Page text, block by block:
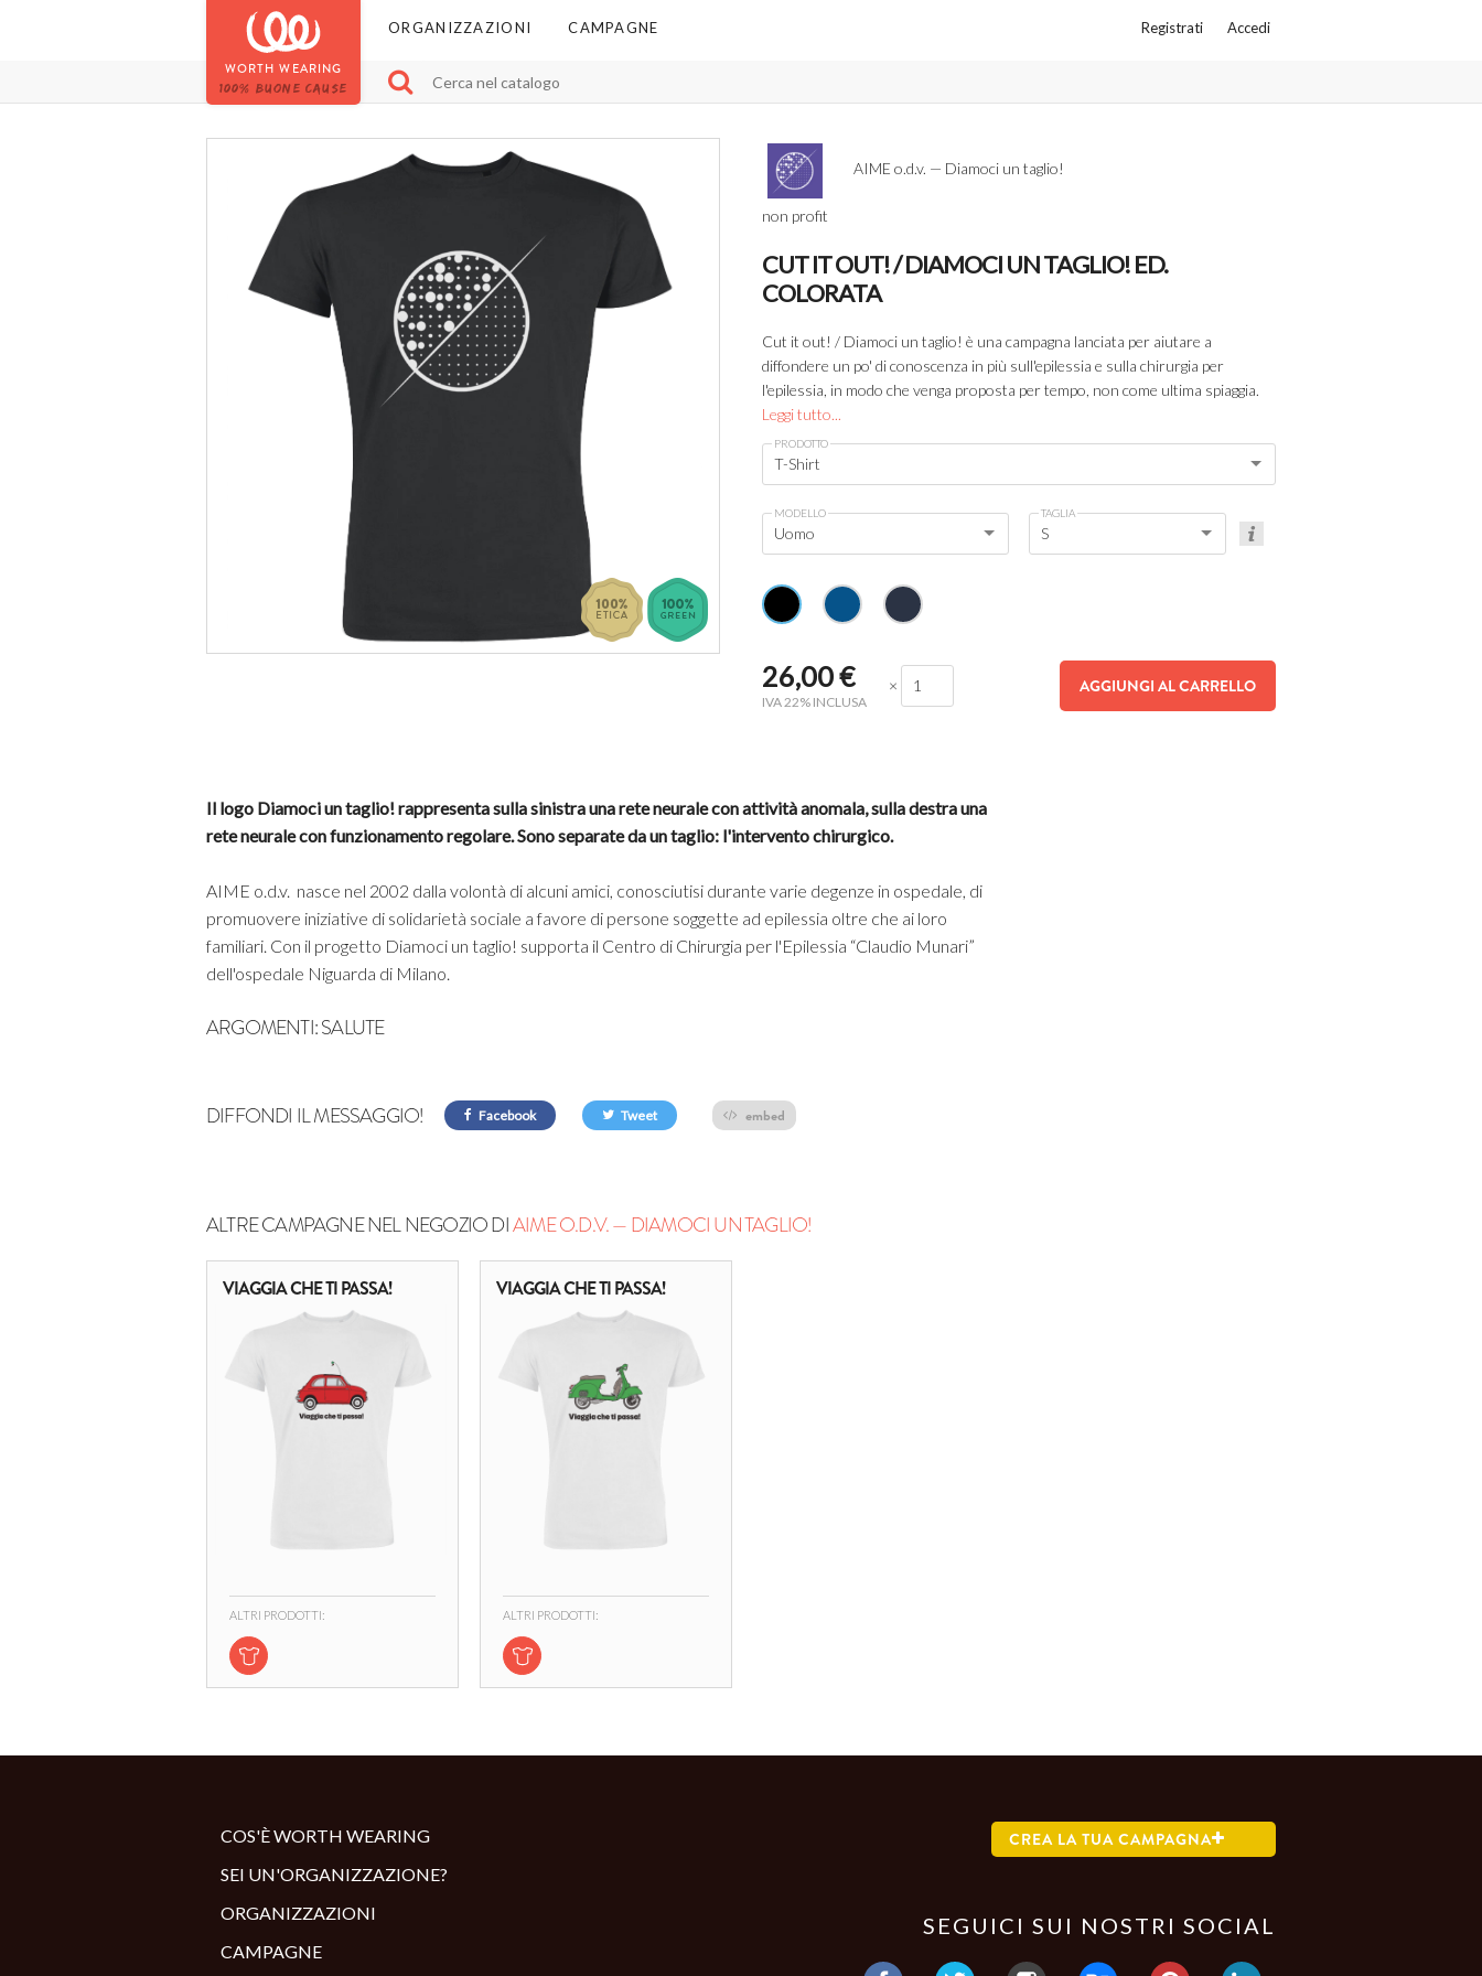
WORTH WEARING
100% BUONE CAUSE
Registrati Accedi
ORGANIZZAZIONI CAMPAGNE
AIME o.d.v. — Diamoci un taglio!
non profit
CUT IT OUT! / DIAMOCI UN TAGLIO! ED.
COLORATA
Cut it out! / Diamoci un taglio! è una campagna lanciata per aiutare a
diffondere un po' di conoscenza in più sull'epilessia e sulla chirurgia per
l'epilessia, in modo che venga proposta per tempo, non come ultima spiaggia.
Leggi tutto...
PRODOTTO
T-Shirt
MODELLO
Uomo
TAGLIA
S
26,00€
IVA 22% INCLUSA
× AGGIUNGI AL CARRELLO
Il logo Diamoci un taglio! rappresenta sulla sinistra una rete neurale con attività anomala, sulla destra una
rete neurale con funzionamento regolare. Sono separate da un taglio: l'intervento chirurgico.
AIME o.d.v. nasce nel 2002 dalla volontà di alcuni amici, conosciutisi durante varie degenze in ospedale, di
promuovere iniziative di solidarietà sociale a favore di persone soggette ad epilessia oltre che ai loro
familiari. Con il progetto Diamoci un taglio! supporta il Centro di Chirurgia per l'Epilessia “Claudio Munari”
dell'ospedale Niguarda di Milano.
ARGOMENTI:SALUTE
DIFFONDI IL MESSAGGIO! Facebook Tweet embed
ALTRE CAMPAGNE NEL NEGOZIO DIAIME O.D.V. — DIAMOCI UN TAGLIO!
VIAGGIA CHE TI PASSA!
ALTRI PRODOTTI:
VIAGGIA CHE TI PASSA!
ALTRI PRODOTTI:
COS'È WORTH WEARING
SEI UN'ORGANIZZAZIONE?
ORGANIZZAZIONI
CAMPAGNE
CREA LA TUA CAMPAGNA
SEGUICI SUI NOSTRI SOCIAL